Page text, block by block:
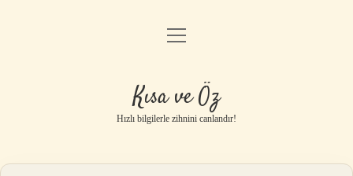
Anasayfa
Gizlilik Politikası
Yasal Uyarı
menüyü
Kısa ve Öz
Hızlı bilgilerle zihnini canlandır!